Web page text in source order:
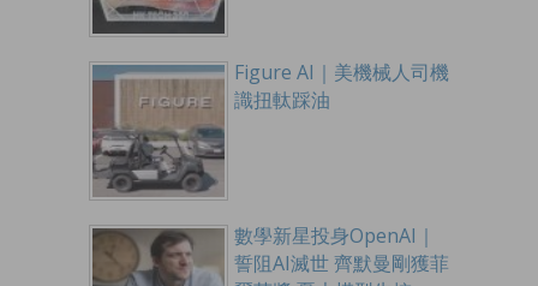
Figure AI｜美機械人司機
識扭軚踩油
數學新星投身OpenAI｜
誓阻AI滅世 齊默曼剛獲菲